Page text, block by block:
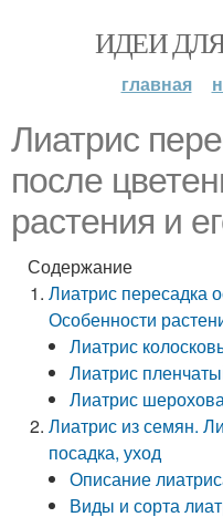
ИДЕИ
главная
Лиатрис
после
растения и
Содержание
Лиатрис пересадка
Особенности
Лиатрис
Лиатрис
Лиатрис
Лиатрис из семян.
посадка, уход
Описание
Виды и сорта